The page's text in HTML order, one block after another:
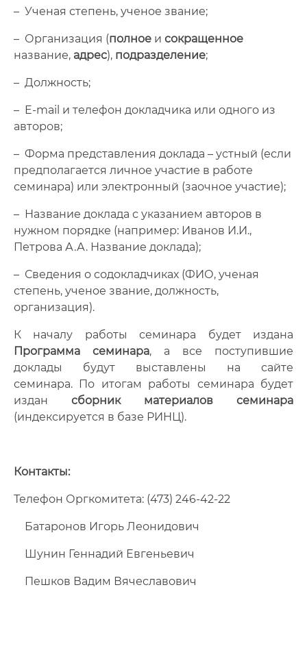
– Ученая степень, ученое звание;
– Организация (полное и сокращенное
название, адрес), подразделение;
– Должность;
– E-mail и телефон докладчика или одного из
авторов;
– Форма представления доклада – устный (если
предполагается личное участие в работе
семинара) или электронный (заочное участие);
– Название доклада с указанием авторов в
нужном порядке (например: Иванов И.И.,
Петрова А.А. Название доклада);
– Сведения о содокладчиках (ФИО, ученая
степень, ученое звание, должность,
организация).
К началу работы семинара будет издана
Программа семинара, а все поступившие
доклады будут выставлены на сайте
семинара. По итогам работы семинара будет
издан сборник материалов семинара
(индексируется в базе РИНЦ).
Контакты:
Телефон Оргкомитета: (473) 246-42-22
Батаронов Игорь Леонидович
Шунин Геннадий Евгеньевич
Пешков Вадим Вячеславович